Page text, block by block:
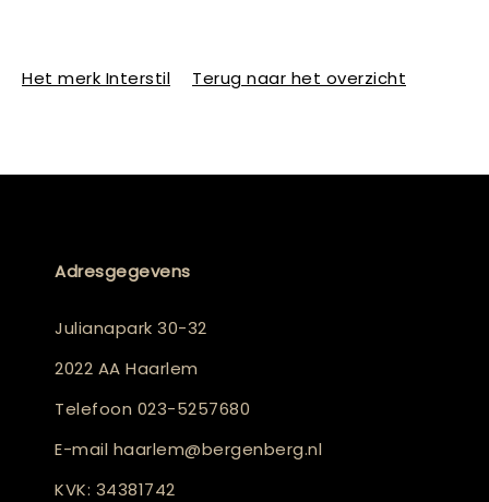
Het merk Interstil Terug naar het overzicht
Adresgegevens
Julianapark 30-32
2022 AA Haarlem
Telefoon 023-5257680
E-mail haarlem@bergenberg.nl
KVK: 34381742